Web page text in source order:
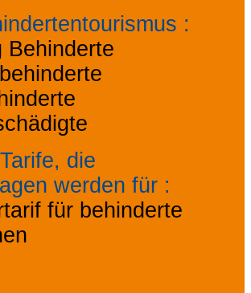
:
Behinderte
die
werden für :
für behinderte